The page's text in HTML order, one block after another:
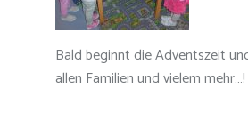
Bald beginnt die Adventszeit
allen Familien und vielem mehr…!